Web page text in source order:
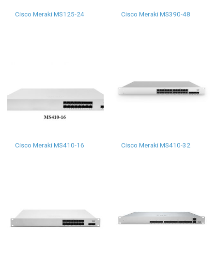
Cisco Meraki MS125-24 Cisco Meraki MS390-48
Cisco Meraki MS410-16 Cisco Meraki MS410-32